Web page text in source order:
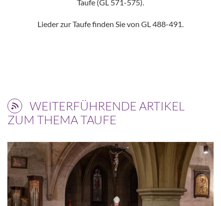
Taufe (GL 571-575).
Lieder zur Taufe finden Sie von GL 488-491.
WEITERFÜHRENDE ARTIKEL
ZUM THEMA TAUFE